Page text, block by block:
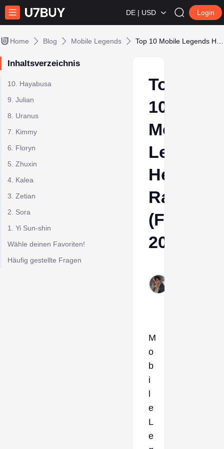
DE | USD Login
Home Blog Mobile Legends
Inhaltsverzeichnis
10. Hayabusa
9. Julian
8. Uranus
7. Kimmy
6. Floryn
5. Zhuxin
4. Kalea
3. Zetian
2. Sora
1. Yi Sun-shin
Wähle deinen Favoriten!
Häufig gestellte Fragen
Top
10
Mobile
Legends
Helden-
(Februar
2026)
M
o
b
i
e
L
e